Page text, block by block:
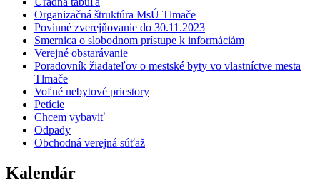
Organizačná štruktúra MsÚ Tlmače
Povinné zverejňovanie do 30.11.2023
Smernica o slobodnom prístupe k informáciám
Verejné obstarávanie
Poradovník žiadateľov o mestské byty vo vlastníctve mesta
Tlmače
Voľné nebytové priestory
Petície
Chcem vybaviť
Odpady
Obchodná verejná súťaž
Kalendár